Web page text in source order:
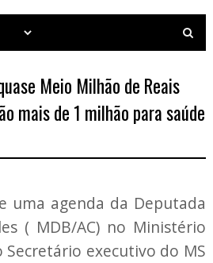
Meio Milhão de Reais
mais de 1 milhão para saúde
uma agenda da Deputada
( MDB/AC) no Ministério
executivo do MS